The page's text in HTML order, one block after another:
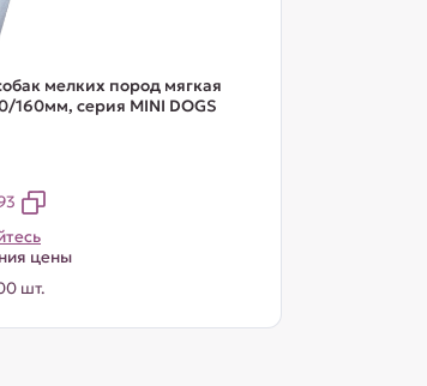
мелких пород мягкая
серия MINI DOGS
цены
шт.